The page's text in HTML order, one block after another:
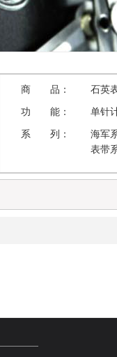
商 品：
石英
功 能：
单针
系 列：
海军
表带